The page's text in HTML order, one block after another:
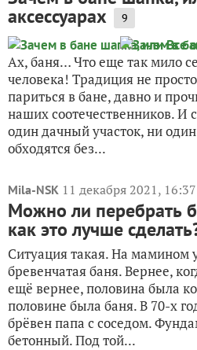
аксессуарах 9
Ах, баня… Что еще так мило
человека! Традиция не
париться в бане, давно и
наших соотечественников. И
один дачный участок, ни
обходятся без...
Mila-NSK 11 декабря 2021, 16:37
Можно ли перебрать
как это лучше
Ситуация такая. На мамином
бревенчатая баня. Вернее,
ещё вернее, половина была
половине была баня. В 70-х
брёвен папа с соседом.
бетонный. Под той...